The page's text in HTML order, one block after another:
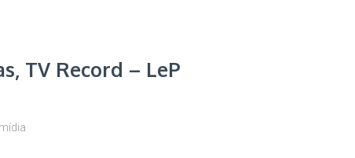
TV Record – LeP